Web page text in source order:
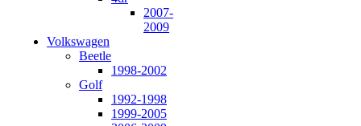
2007-
2009
Volkswagen
Beetle
1998-2002
Golf
1992-1998
1999-2005